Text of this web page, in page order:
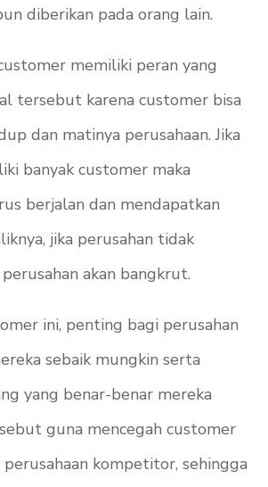
diberikan pada orang lain.
memiliki peran yang
tersebut karena customer bisa
dan matinya perusahaan. Jika
banyak customer maka
berjalan dan mendapatkan
jika perusahan tidak
akan bangkrut.
ini, penting bagi perusahan
sebaik mungkin serta
yang benar-benar mereka
guna mencegah customer
kompetitor, sehingga